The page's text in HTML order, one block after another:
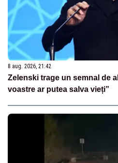
8 aug. 2026, 21:42
Zelenski trage un semnal de
voastre ar putea salva vieți”